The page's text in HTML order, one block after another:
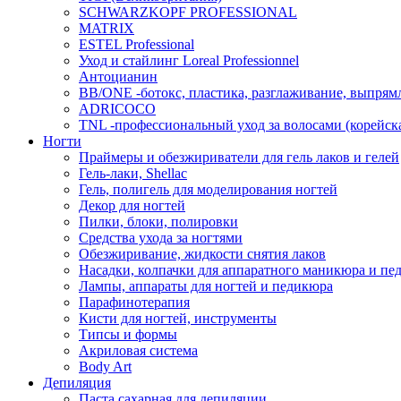
SCHWARZKOPF PROFESSIONAL
MATRIX
ESTEL Professional
Уход и стайлинг Loreal Professionnel
Антоцианин
BB/ONE -ботокс, пластика, разглаживание,
ADRICOCO
TNL -профессиональный уход за волосами
Ногти
Праймеры и обезжириватели для гель лаков и гелей
Гель-лаки, Shellac
Гель, полигель для моделирования ногтей
Декор для ногтей
Пилки, блоки, полировки
Средства ухода за ногтями
Обезжиривание, жидкости снятия лаков
Насадки, колпачки для аппаратного маникюра и
Лампы, аппараты для ногтей и педикюра
Парафинотерапия
Кисти для ногтей, инструменты
Типсы и формы
Акриловая система
Body Art
Депиляция